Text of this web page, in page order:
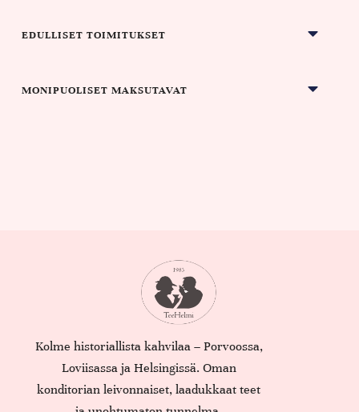
EDULLISET TOIMITUKSET
MONIPUOLISET MAKSUTAVAT
Kolme historiallista kahvilaa – Porvoossa,
Loviisassa ja Helsingissä. Oman
konditorian leivonnaiset, laadukkaat teet